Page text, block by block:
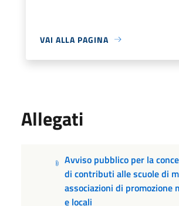
VAI ALLA PAGINA
Allegati
Avviso pubblico per la
di contributi alle scuole di
associazioni di promozione
e locali